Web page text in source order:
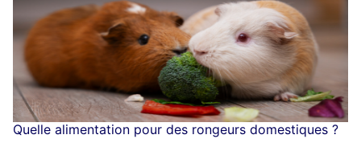
Quelle alimentation pour des rongeurs domestiques ?